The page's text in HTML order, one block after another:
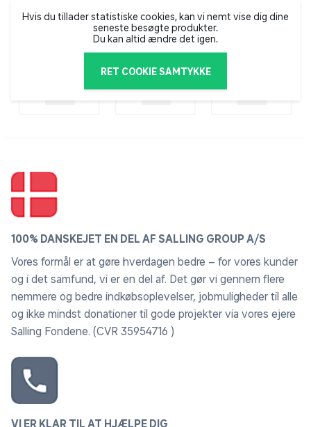
Hvis du tillader statistiske cookies, kan vi nemt vise dig dine
seneste besøgte produkter.
Du kan altid ændre det igen.
RET COOKIE SAMTYKKE
100% DANSKEJET EN DEL AF SALLING GROUP A/S
Vores formål er at gøre hverdagen bedre – for vores kunder
og i det samfund, vi er en del af. Det gør vi gennem flere
nemmere og bedre indkøbsoplevelser, jobmuligheder til alle
og ikke mindst donationer til gode projekter via vores ejere
Salling Fondene. (CVR 35954716 )
VI ER KLAR TIL AT HJÆLPE DIG